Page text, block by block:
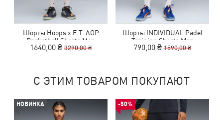
Шорты Hoops x E.T. AOP
Basketball Shorts Men
1640,00 ₴ 3290,00 ₴
Шорты INDIVIDUAL Padel
Training Shorts Men
790,00 ₴ 1590,00 ₴
С ЭТИМ ТОВАРОМ ПОКУПАЮТ
НОВИНКА -50%